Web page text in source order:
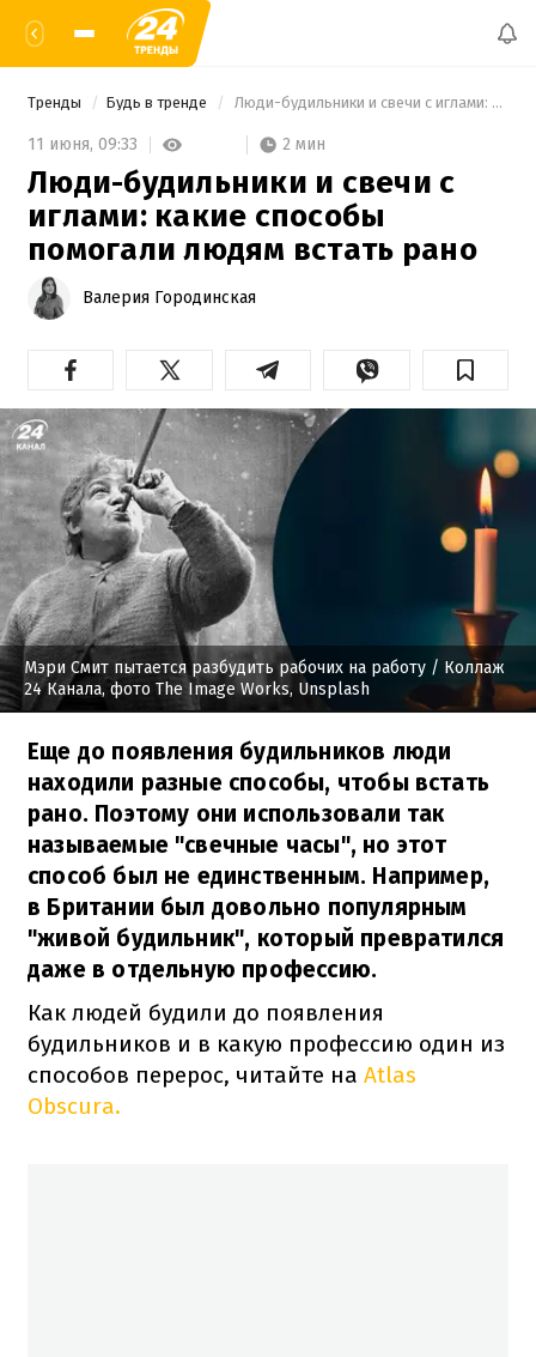
Тренды Будь в тренде Люди-будильники и свечи с иглами: какие способы помогали людям встать рано
11 июня, 09:33 2 мин
Люди-будильники и свечи с
иглами: какие способы
помогали людям встать рано
Валерия Городинская
Мэри Смит пытается разбудить рабочих на работу / Коллаж
24 Канала, фото The Image Works, Unsplash
Еще до появления будильников люди
находили разные способы, чтобы встать
рано. Поэтому они использовали так
называемые "свечные часы", но этот
способ был не единственным. Например,
в Британии был довольно популярным
"живой будильник", который превратился
даже в отдельную профессию.
Как людей будили до появления
будильников и в какую профессию один из
способов перерос, читайте на Atlas
Obscura.